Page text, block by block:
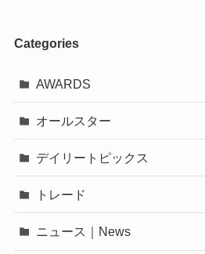
Categories
AWARDS
オールスター
デイリートピックス
トレード
ニュース｜News